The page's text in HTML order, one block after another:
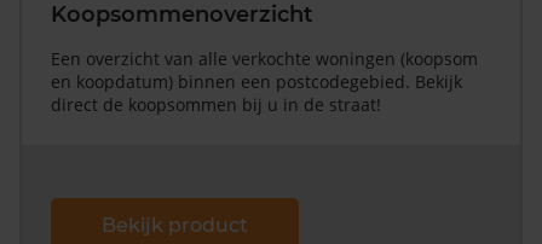
Koopsommenoverzicht
Een overzicht van alle verkochte woningen (koopsom
en koopdatum) binnen een postcodegebied. Bekijk
direct de koopsommen bij u in de straat!
Bekijk product